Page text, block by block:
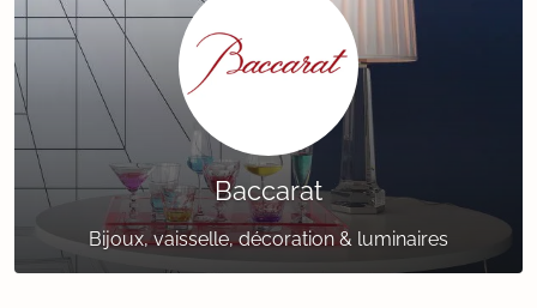
Baccarat
Bijoux, vaisselle, décoration & luminaires